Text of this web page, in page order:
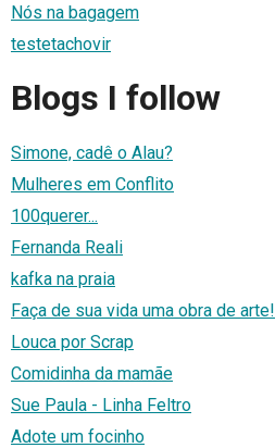
Nós na bagagem
testetachovir
Blogs I follow
Simone, cadê o Alau?
Mulheres em Conflito
100querer...
Fernanda Reali
kafka na praia
Faça de sua vida uma obra de arte!
Louca por Scrap
Comidinha da mamãe
Sue Paula - Linha Feltro
Adote um focinho